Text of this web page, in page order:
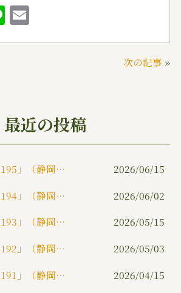
Li
n
E
次の記事 »
最近の投稿
「暁天坐禅会vol.195」（静岡市）
2026/06/15
「暁天坐禅会vol.194」（静岡市）
2026/06/02
「暁天坐禅会vol.193」（静岡市）
2026/05/15
「暁天坐禅会vol.192」（静岡市）
2026/05/03
「暁天坐禅会vol.191」（静岡市）
2026/04/15